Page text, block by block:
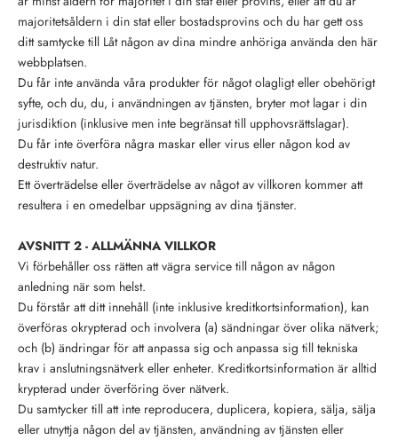
majoritetsåldern i din stat eller bostadsprovins och du har gett oss
ditt samtycke till Låt någon av dina mindre anhöriga använda den här
webbplatsen.
Du får inte använda våra produkter för något olagligt eller obehörigt
syfte, och du, du, i användningen av tjänsten, bryter mot lagar i din
jurisdiktion (inklusive men inte begränsat till upphovsrättslagar).
Du får inte överföra några maskar eller virus eller någon kod av
destruktiv natur.
Ett överträdelse eller överträdelse av något av villkoren kommer att
resultera i en omedelbar uppsägning av dina tjänster.
AVSNITT 2 - ALLMÄNNA VILLKOR
Vi förbehåller oss rätten att vägra service till någon av någon
anledning när som helst.
Du förstår att ditt innehåll (inte inklusive kreditkortsinformation), kan
överföras okrypterad och involvera (a) sändningar över olika nätverk;
och (b) ändringar för att anpassa sig och anpassa sig till tekniska
krav i anslutningsnätverk eller enheter. Kreditkortsinformation är alltid
krypterad under överföring över nätverk.
Du samtycker till att inte reproducera, duplicera, kopiera, sälja, sälja
eller utnyttja någon del av tjänsten, användning av tjänsten eller